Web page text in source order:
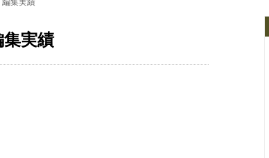
編集実績
実績